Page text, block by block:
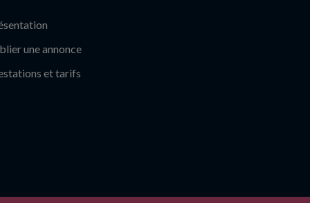
une annonce
et tarifs